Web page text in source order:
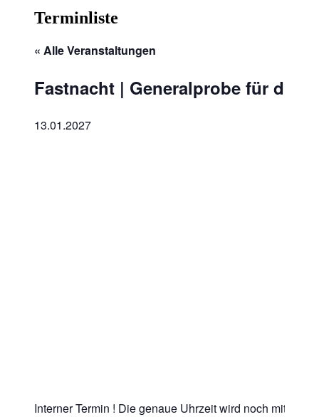
Terminliste
« Alle Veranstaltungen
Fastnacht | Generalprobe für die
13.01.2027
Interner Termin ! Die genaue Uhrzeit wird noch mitgeteilt.